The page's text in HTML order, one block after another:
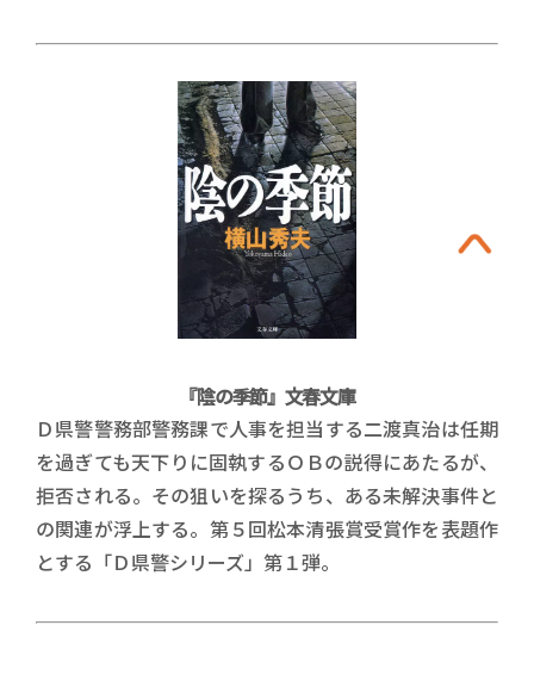
『陰の季節』文春文庫
Ｄ県警警務部警務課で人事を担当する二渡真治は任期
を過ぎても天下りに固執するＯＢの説得にあたるが、
拒否される。その狙いを探るうち、ある未解決事件と
の関連が浮上する。第５回松本清張賞受賞作を表題作
とする「Ｄ県警シリーズ」第１弾。